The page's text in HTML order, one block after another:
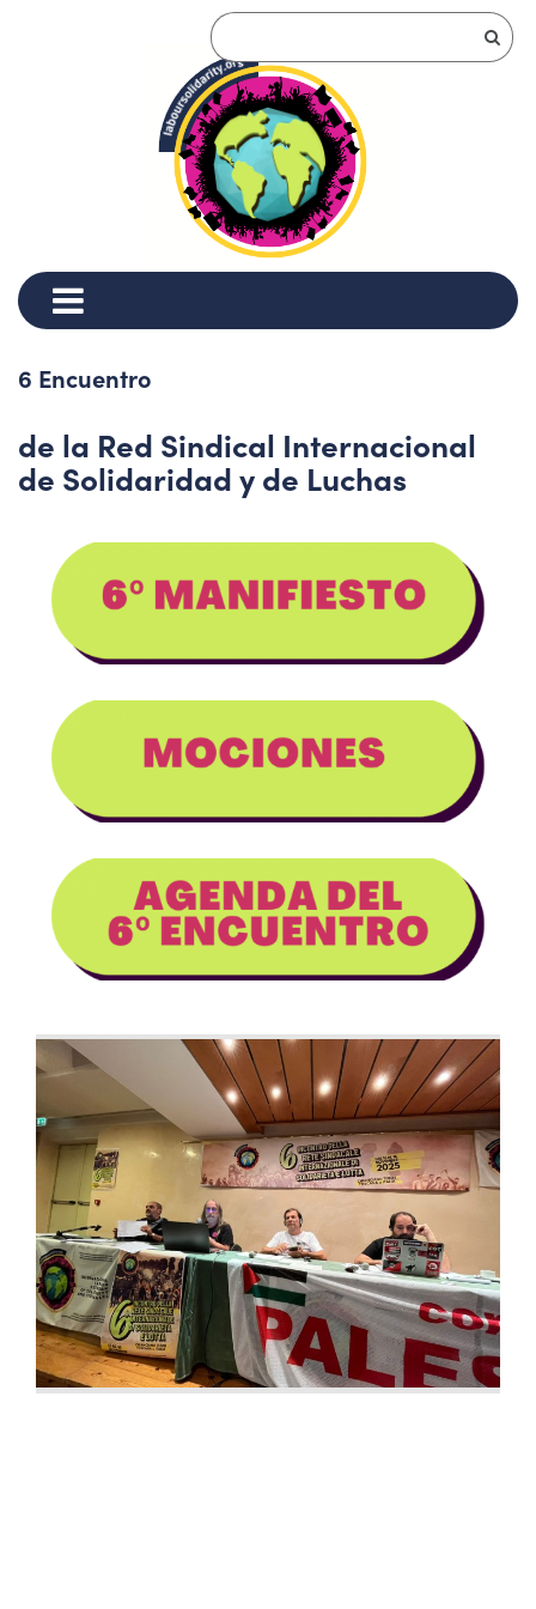
6 Encuentro
de la Red Sindical Internacional
de Solidaridad y de Luchas